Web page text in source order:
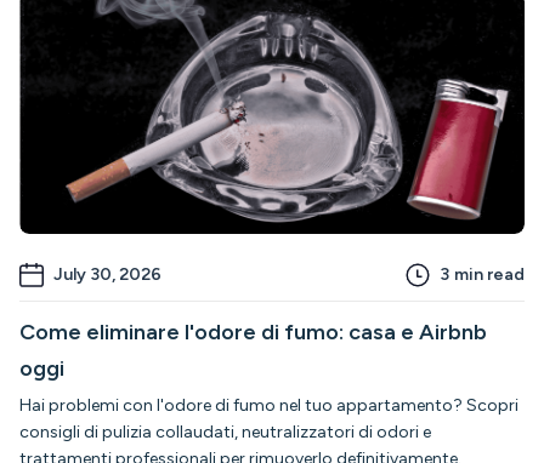
July 30, 2026 3 min read
Come eliminare l'odore di fumo: casa e Airbnb
oggi
Hai problemi con l'odore di fumo nel tuo appartamento? Scopri
consigli di pulizia collaudati, neutralizzatori di odori e
trattamenti professionali per rimuoverlo definitivamente.